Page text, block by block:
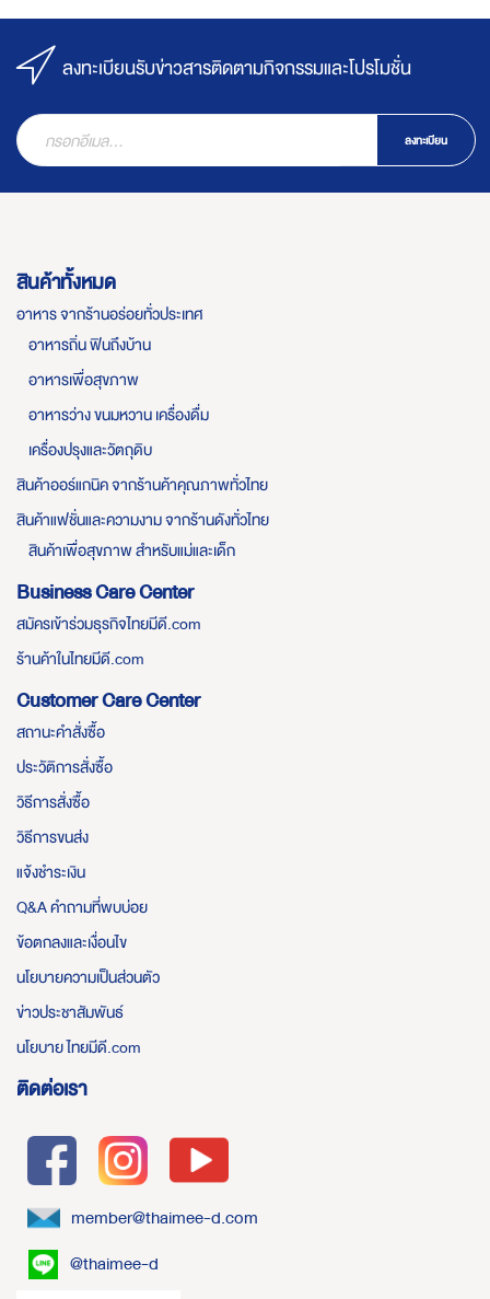
ลงทะเบียนรับข่าวสารติดตามกิจกรรมและโปรโมชั่น
ลงทะเบียน
สินค้าทั้งหมด
อาหาร จากร้านอร่อยทั่วประเทศ
อาหารถิ่น ฟินถึงบ้าน
อาหารเพื่อสุขภาพ
อาหารว่าง ขนมหวาน เครื่องดื่ม
เครื่องปรุงและวัตถุดิบ
สินค้าออร์แกนิค จากร้านค้าคุณภาพทั่วไทย
สินค้าแฟชั่นและความงาม จากร้านดังทั่วไทย
สินค้าเพื่อสุขภาพ สำหรับแม่และเด็ก
Business Care Center
สมัครเข้าร่วมธุรกิจไทยมีดี.com
ร้านค้าในไทยมีดี.com
Customer Care Center
สถานะคำสั่งซื้อ
ประวัติการสั่งซื้อ
วิธีการสั่งซื้อ
วิธีการขนส่ง
แจ้งชำระเงิน
Q&A คำถามที่พบบ่อย
ข้อตกลงและเงื่อนไข
นโยบายความเป็นส่วนตัว
ข่าวประชาสัมพันธ์
นโยบาย ไทยมีดี.com
ติดต่อเรา
member@thaimee-d.com
@thaimee-d